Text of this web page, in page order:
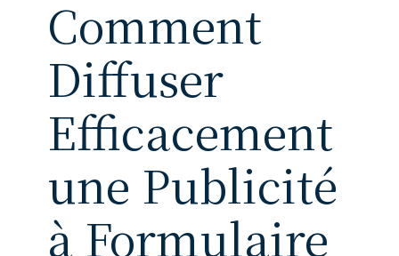
Comment
Diffuser
Efficacement
une Publicité
à Formulaire